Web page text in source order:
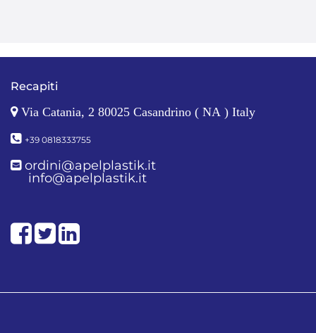
Recapiti
Via Catania, 2 80025 Casandrino ( NA ) Italy
+39 0818333755
ordini@apelplastik.it
info@apelplastik.it
Facebook
TwitterLinkedIn